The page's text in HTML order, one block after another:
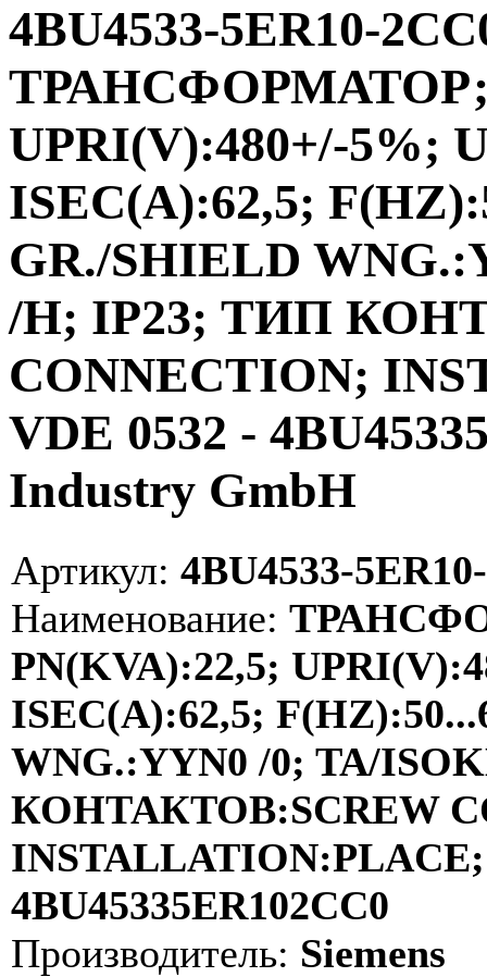
4BU4533-5ER10-
UPRI(V):480+/-5%;
ISEC(A):62,5;
GR./SHIELD
/H; IP23; ТИП
CONNECTION;
VDE 0532 -
Industry GmbH
Артикул: 4BU4533-
Наименование:
PN(KVA):22,5;
ISEC(A):62,5;
WNG.:YYN0 /0; TA/
КОНТАКТОВ:SCREW
INSTALLATION:PLACE;
4BU45335ER102CC0
Производитель: Siemens